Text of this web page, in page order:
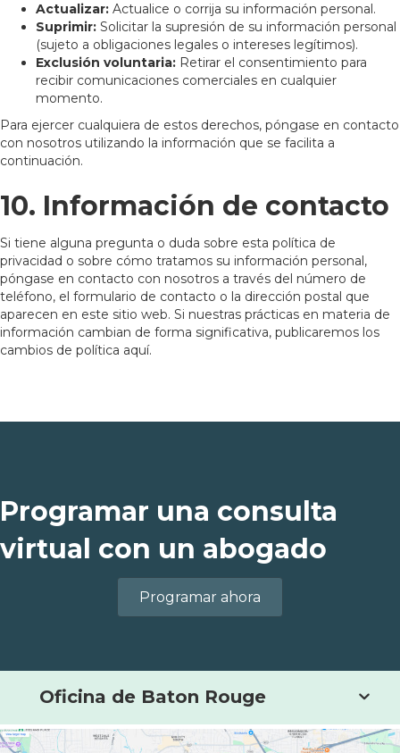
Actualizar: Actualice o corrija su información personal.
Suprimir: Solicitar la supresión de su información personal
(sujeto a obligaciones legales o intereses legítimos).
Exclusión voluntaria: Retirar el consentimiento para
recibir comunicaciones comerciales en cualquier
momento.
Para ejercer cualquiera de estos derechos, póngase en contacto
con nosotros utilizando la información que se facilita a
continuación.
10. Información de contacto
Si tiene alguna pregunta o duda sobre esta política de
privacidad o sobre cómo tratamos su información personal,
póngase en contacto con nosotros a través del número de
teléfono, el formulario de contacto o la dirección postal que
aparecen en este sitio web. Si nuestras prácticas en materia de
información cambian de forma significativa, publicaremos los
cambios de política aquí.
Programar una consulta
virtual con un abogado
Programar ahora
Oficina de Baton Rouge